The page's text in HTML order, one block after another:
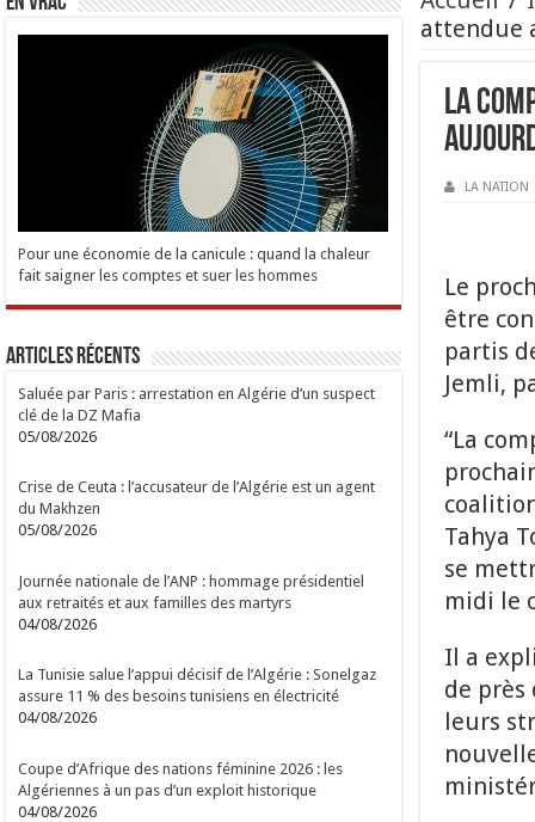
attendue
La
LA NATION
Le
être
partis
Jemli,
“La
Tahya
se
midi le
Il a
de
leurs
Pour une économie de la canicule : quand la chaleur
fait saigner les comptes et suer les hommes
Articles Récents
Saluée par Paris : arrestation en Algérie d’un suspect
clé de la DZ Mafia
05/08/2026
Crise de Ceuta : l’accusateur de l’Algérie est un agent
du Makhzen
05/08/2026
Journée nationale de l’ANP : hommage présidentiel
aux retraités et aux familles des martyrs
04/08/2026
La Tunisie salue l’appui décisif de l’Algérie : Sonelgaz
assure 11 % des besoins tunisiens en électricité
04/08/2026
Coupe d’Afrique des nations féminine 2026 : les
Algériennes à un pas d’un exploit historique
04/08/2026